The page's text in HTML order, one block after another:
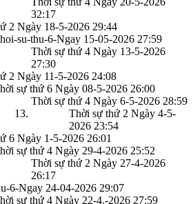
32:17
2 Ngày 18-5-2026 29:44
su-thu-6-Ngay 15-05-2026 27:59
Thời sự thứ 4 Ngày 13-5-2026
27:30
2 Ngày 11-5-2026 24:08
sự thứ 6 Ngày 08-5-2026 26:00
Thời sự thứ 4 Ngày 6-5-2026 28:59
Thời sự thứ 2 Ngày 4-5-
2026 23:54
6 Ngày 1-5-2026 26:01
sự thứ 4 Ngày 29-4-2026 25:52
Thời sự thứ 2 Ngày 27-4-2026
26:17
6-Ngay 24-04-2026 29:07
sự thứ 4 Ngày 22-4.-2026 27:59